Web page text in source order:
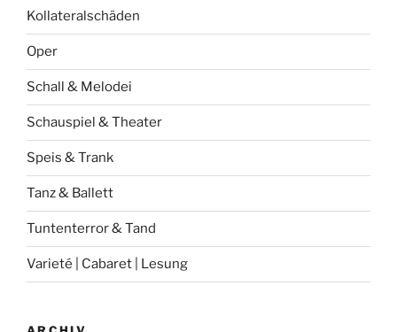
Kollateralschäden
Oper
Schall & Melodei
Schauspiel & Theater
Speis & Trank
Tanz & Ballett
Tuntenterror & Tand
Varieté | Cabaret | Lesung